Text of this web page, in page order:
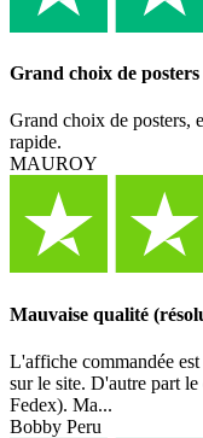
Grand choix de posters
Grand choix de posters,
rapide.
MAUROY
Mauvaise qualité
L'affiche commandée
sur le site. D'autre part le
Fedex). Ma...
Bobby Peru